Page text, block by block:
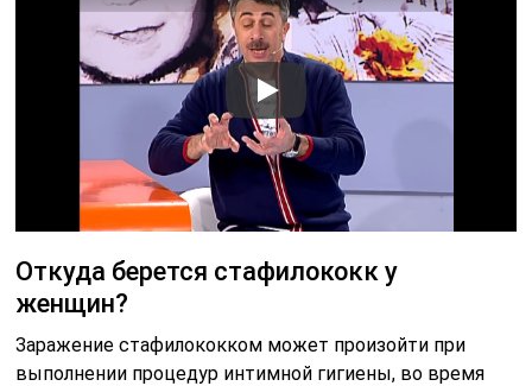
Откуда берется стафилококк у
женщин?
Заражение стафилококком может произойти при
выполнении процедур интимной гигиены, во время